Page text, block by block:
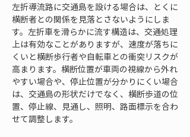
左折導流路に交通島を設ける場合は、とくに
横断者との関係を見落とさないようにしま
す。左折車を滑らかに流す構造は、交通処理
上は有効なことがありますが、速度が落ちに
くいと横断歩行者や自転車との衝突リスクが
高まります。横断位置が車両の視線から外れ
やすい場合や、停止位置が分かりにくい場合
は、交通島の形状だけでなく、横断歩道の位
置、停止線、見通し、照明、路面標示を合わ
せて調整します。